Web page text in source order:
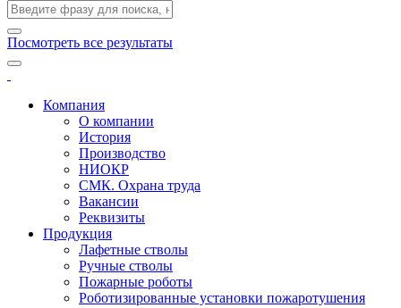
Посмотреть все результаты
Компания
О компании
История
Производство
НИОКР
СМК. Охрана труда
Вакансии
Реквизиты
Продукция
Лафетные стволы
Ручные стволы
Пожарные роботы
Роботизированные установки пожаротушения